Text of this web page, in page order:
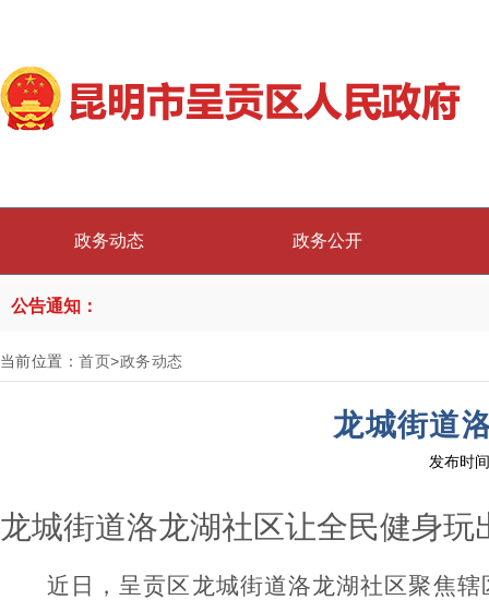
政务动态 政务公开
公告通知：
当前位置：首页>政务动态
龙城街道
发布时
龙城街道洛龙湖社区让全民健身玩
近日，呈贡区龙城街道洛龙湖社区聚焦辖